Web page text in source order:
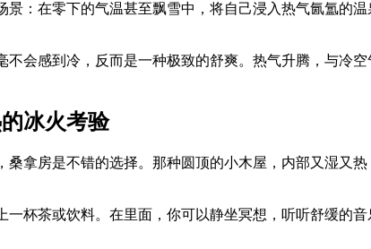
景：在零下的气温甚至飘雪中，将自己浸入热气氤氲的
不会感到冷，反而是一种极致的舒爽。热气升腾，与冷
冰火考验
桑拿房是不错的选择。那种圆顶的小木屋，内部又湿又
一杯茶或饮料。在里面，你可以静坐冥想，听听舒缓的